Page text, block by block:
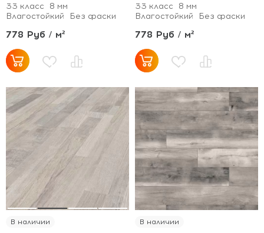
33 класс
8 мм
Влагостойкий
Без фаски
778 Руб / м²
33 класс
8 мм
Влагостойкий
Без фаски
778 Руб / м²
В наличии В наличии